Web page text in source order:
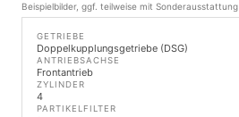
Beispielbilder, ggf. teilweise mit Sonderausstattung
GETRIEBE
Doppelkupplungsgetriebe (DSG)
ANTRIEBSACHSE
Frontantrieb
ZYLINDER
4
PARTIKELFILTER